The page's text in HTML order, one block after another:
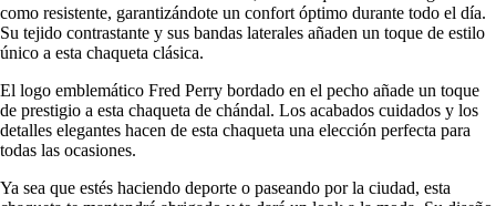
como resistente, garantizándote un confort óptimo durante todo el día.
Su tejido contrastante y sus bandas laterales añaden un toque de estilo
único a esta chaqueta clásica.
El logo emblemático Fred Perry bordado en el pecho añade un toque
de prestigio a esta chaqueta de chándal. Los acabados cuidados y los
detalles elegantes hacen de esta chaqueta una elección perfecta para
todas las ocasiones.
Ya sea que estés haciendo deporte o paseando por la ciudad, esta